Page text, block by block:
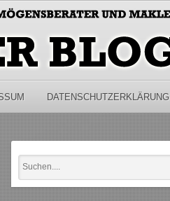
DATENSCHUTZERKLÄRUNG